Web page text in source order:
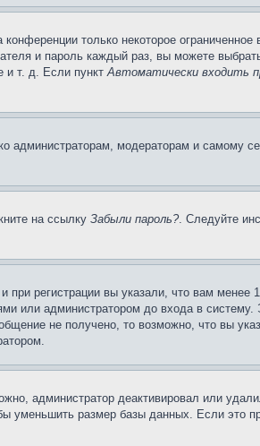
только некоторое
и пароль каждый раз, вы можете
и т. д. Если пунктАвтоматически входить
администраторам, модераторам и самому
на ссылку Забыли пароль?. Следуйте
регистрации вы указали, что вам менее
или администратором до входа в
не получено, то возможно, что вы
администратор деактивировал или
уменьшить размер базы данных. Если это